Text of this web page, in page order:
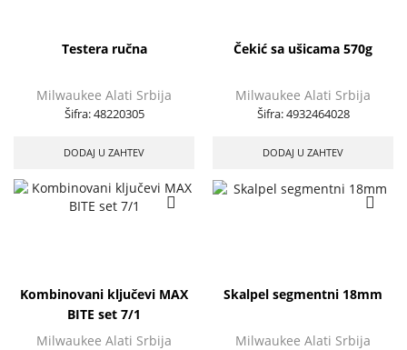
Testera ručna
Milwaukee Alati Srbija
Šifra:48220305
DODAJ U ZAHTEV
Čekić sa ušicama 570g
Milwaukee Alati Srbija
Šifra:4932464028
DODAJ U ZAHTEV
Kombinovani ključevi MAX
BITE set 7/1
Milwaukee Alati Srbija
Skalpel segmentni 18mm
Milwaukee Alati Srbija